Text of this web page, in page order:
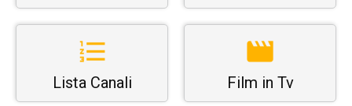
Lista Canali Film in Tv